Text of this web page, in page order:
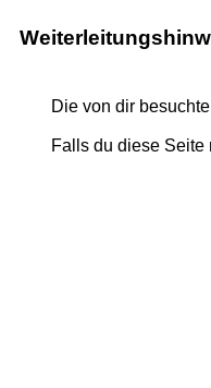
Die von dir
Falls du diese Seite